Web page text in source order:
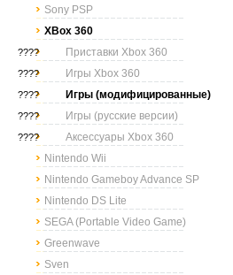
Sony PSP
XBox 360
???? Приставки Xbox 360
???? Игры Xbox 360
???? Игры (модифицированные)
???? Игры (русские версии)
????
Аксессуары Xbox 360
Nintendo Wii
Nintendo Gameboy Advance SP
Nintendo DS Lite
SEGA (Portable Video Game)
Greenwave
Sven